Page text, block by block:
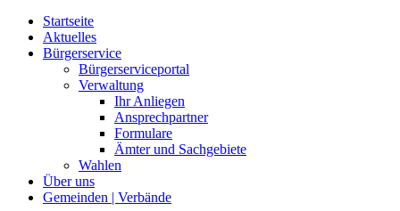
Startseite
Aktuelles
Bürgerservice
Bürgerserviceportal
Verwaltung
Ihr Anliegen
Ansprechpartner
Formulare
Ämter und Sachgebiete
Wahlen
Über uns
Gemeinden | Verbände